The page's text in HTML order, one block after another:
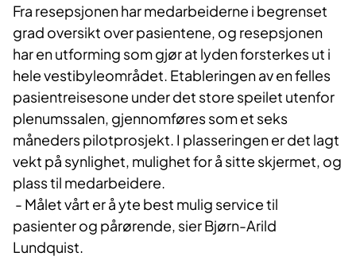
Fra resepsjonen har medarbeiderne i begrenset
grad oversikt over pasientene, og resepsjonen
har en utforming som gjør at lyden forsterkes ut i
hele vestibyleområdet. Etableringen av en felles
pasientreisesone under det store speilet utenfor
plenumssalen, gjennomføres som et seks
måneders pilotprosjekt. I plasseringen er det lagt
vekt på synlighet, mulighet for å sitte skjermet, og
plass til medarbeidere.
- Målet vårt er å yte best mulig service til
pasienter og pårørende, sier Bjørn-Arild
Lundquist.